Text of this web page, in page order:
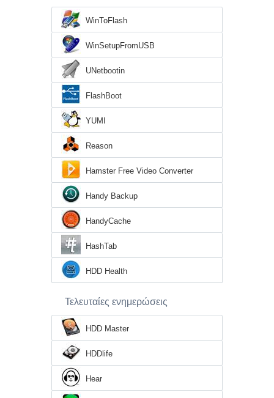
WinToFlash
WinSetupFromUSB
UNetbootin
FlashBoot
YUMI
Reason
Hamster Free Video Converter
Handy Backup
HandyCache
HashTab
HDD Health
Τελευταίες ενημερώσεις
HDD Master
HDDlife
Hear